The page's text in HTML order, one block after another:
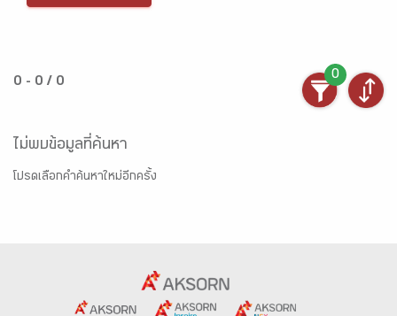
0 - 0 / 0
0
ไม่พบข้อมูลที่ค้นหา
โปรดเลือกคำค้นหาใหม่อีกครั้ง